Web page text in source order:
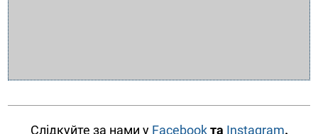
Слідкуйте за нами у Facebookта Instagram.